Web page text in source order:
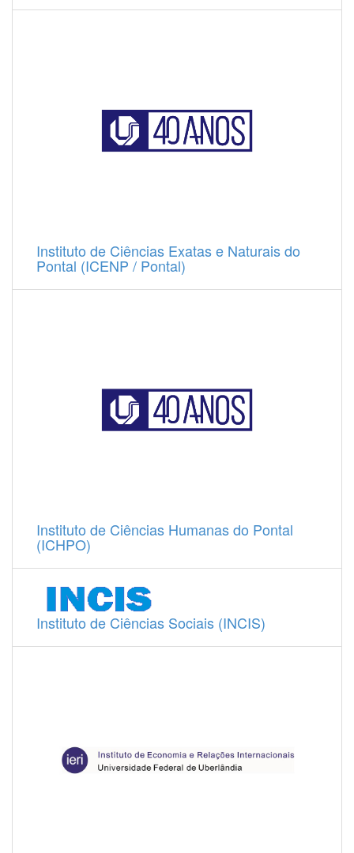
Instituto de Ciências Exatas e Naturais do
Pontal (ICENP / Pontal)
Instituto de Ciências Humanas do Pontal
(ICHPO)
Instituto de Ciências Sociais (INCIS)